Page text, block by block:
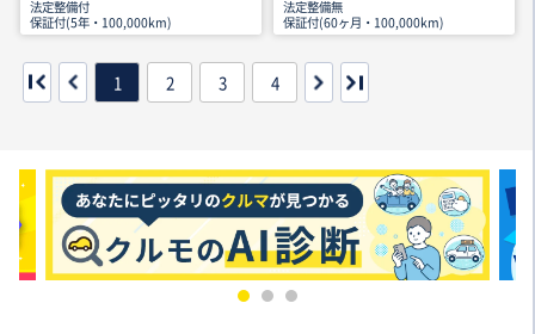
法定整備付
保証付(5年・100,000km)
法定整備無
保証付(60ヶ月・100,000km)
1 2 3 4